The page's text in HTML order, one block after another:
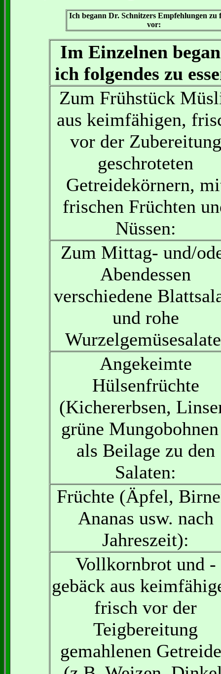
Ich begann Dr. Schnitzers Empfehlungen zu
vor:
Im Einzelnen
ich folgendes zu
Zum Frühstück
aus keimfähigen,
vor der Zubereitung
geschroteten
Getreidekörnern,
frischen Früchten
Nüssen:
Zum Mittag- und/
Abendessen
verschiedene
und rohe
Angekeimte
Hülsenfrüchte
(Kichererbsen,
grüne
als Beilage zu den
Salaten:
Früchte (Äpfel,
Ananas usw. nach
Jahreszeit):
Vollkornbrot und -
gebäck aus
frisch vor der
Teigbereitung
gemahlenen